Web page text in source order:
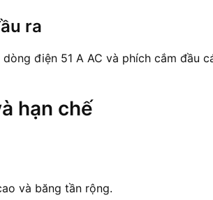
ra
điện 51 A AC và phích cắm đầu
hạn chế
và băng tần rộng.